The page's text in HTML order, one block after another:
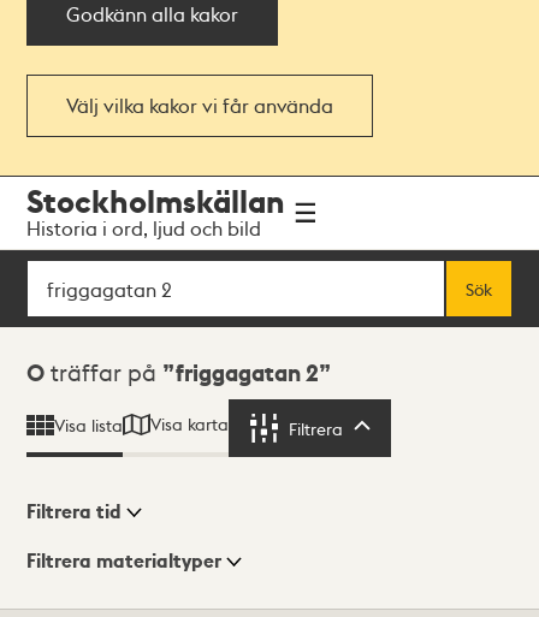
Godkänn alla kakor
Välj vilka kakor vi får använda
navigationen
huvudinnehållet
Stockholmskällan
Historia i ord, ljud och bild
Sök
Sök
Sökresultat
0 träffar på friggagatan 2
Visa lista Visa karta Filtrera
Visningsläge
Filtrera tid
Filtrera materialtyper